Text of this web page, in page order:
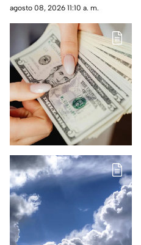
la Ciudad de México.
agosto 08, 2026 11:10 a. m.